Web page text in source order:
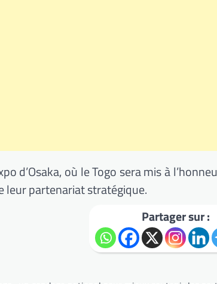
d’Osaka, où le Togo sera mis à
partenariat stratégique.
Partager sur :